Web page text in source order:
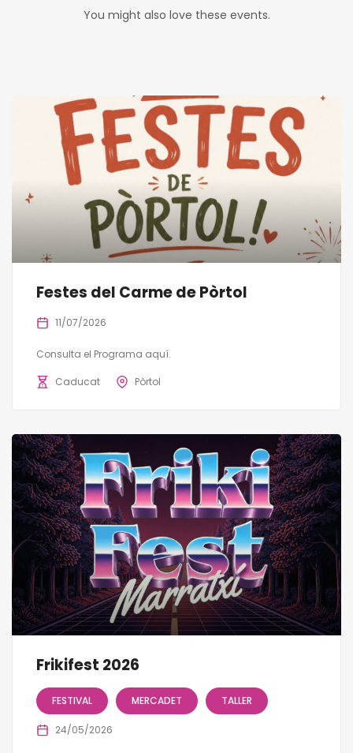
You might also love these events.
Festes del Carme de Pòrtol
11/07/2026
Consulta el Programa aquí.
Caducat Pòrtol
Frikifest 2026
FESTIVAL MERCADET TALLER
24/05/2026